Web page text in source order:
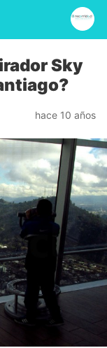
Sky
hace 10 años